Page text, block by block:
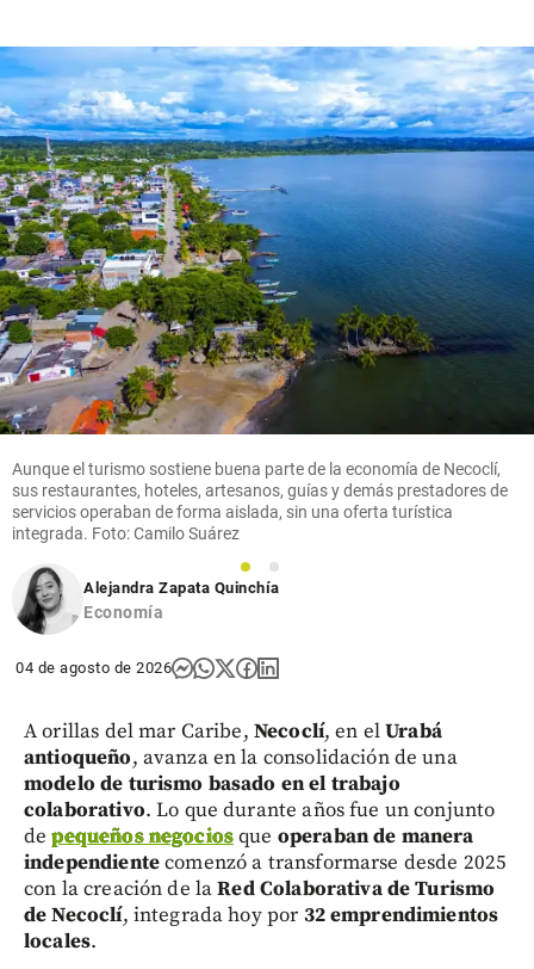
Aunque el turismo sostiene buena parte de la economía de Necoclí,
sus restaurantes, hoteles, artesanos, guías y demás prestadores de
servicios operaban de forma aislada, sin una oferta turística
integrada. Foto: Camilo Suárez
1
2
Alejandra Zapata Quinchía
Economía
04 de agosto de 2026
A orillas del mar Caribe, Necoclí, en elUrabá
antioqueño, avanza en la consolidación de una
modelo de turismo basado en el trabajo
colaborativo. Lo que durante años fue un conjunto
depequeños negociosque operaban de manera
independientecomenzó a transformarse desde 2025
con la creación de laRed Colaborativa de Turismo
de Necoclí, integrada hoy por 32 emprendimientos
locales.